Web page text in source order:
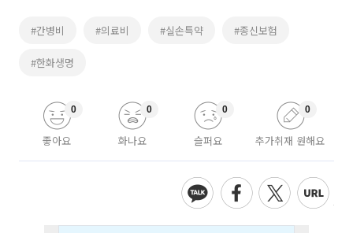
#간병비 #의료비 #실손특약 #종신보험
#한화생명
좋아요
0
화나요
0
슬퍼요
0
추가취재 원해요
0